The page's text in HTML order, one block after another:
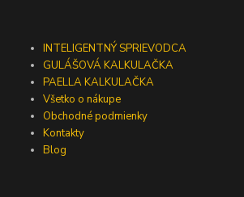
INTELIGENTNÝ SPRIEVODCA
GULÁŠOVÁ KALKULAČKA
PAELLA KALKULAČKA
Všetko o nákupe
Obchodné podmienky
Kontakty
Blog